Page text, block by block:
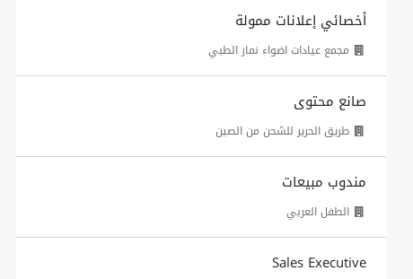
أخصائي إعلانات ممولة
مجمع عيادات اضواء نمار الطبي
صانع محتوى
طريق الحرير للشحن من الصين
مندوب مبيعات
الطفل العربي
Sales Executive